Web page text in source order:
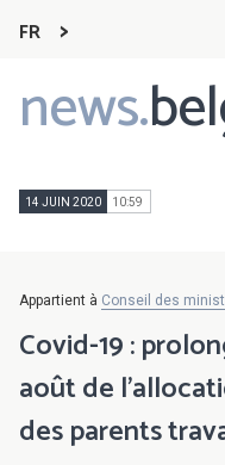
FR
news.
Main
navigation
14 JUIN 2020 10:59
Appartient à Conseil des
Covid-19 :
août de
des parents